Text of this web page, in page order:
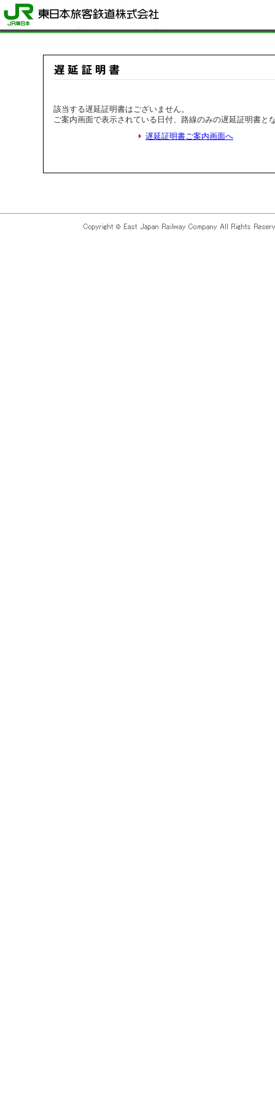
該当する遅延証明書はございません。
ご案内画面で表示されている日付、路線のみの遅延証明書と
遅延証明書ご案内画面へ